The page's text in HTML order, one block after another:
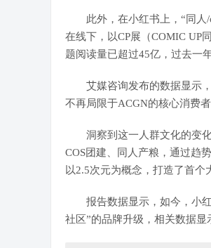
此外，在小红书上，“同人/
在线下，以CP展（COMIC UP
题阅读量已超过45亿，过去一
艾媒咨询发布的数据显示，
不再局限于ACGN的核心消费
洞察到这一人群文化的变化
COS团建、同人产粮，通过趋
以2.5次元为概念，打造了首个
报告数据显示，如今，小红
社区”的品牌升级，相关数据显